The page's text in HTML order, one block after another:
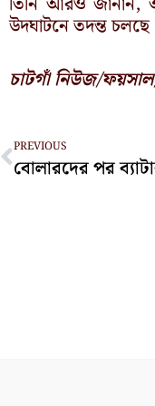
উদঘাটনে তদন্ত
চাটগাঁ নিউজ/
Prev
PREVIOUS